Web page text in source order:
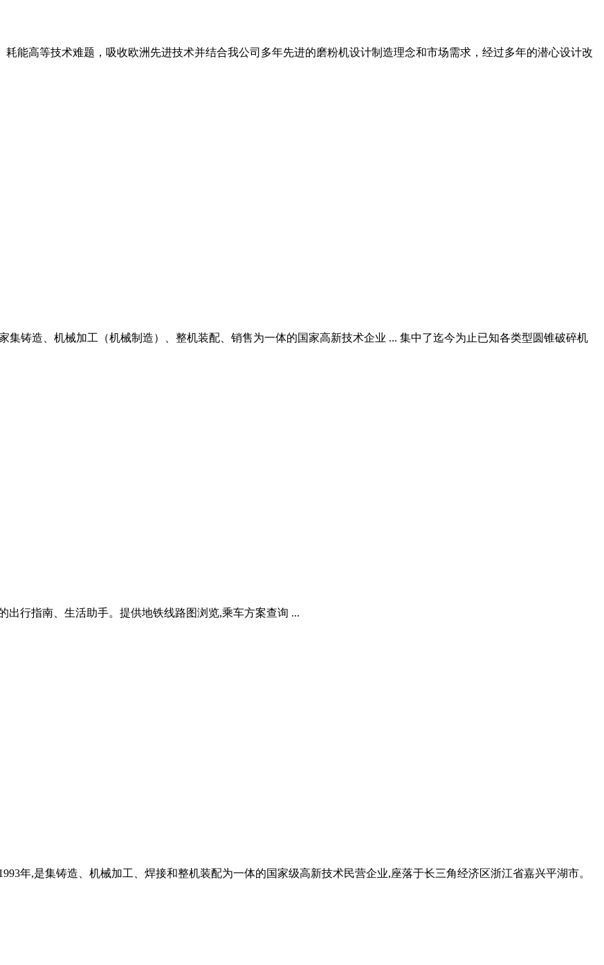
能高等技术难题，吸收欧洲先进技术并结合我公司多年先进的磨粉机设计制造理念和市场需求，经过多年的潜心设计改
集铸造、机械加工（机械制造）、整机装配、销售为一体的国家高新技术企业 ... 集中了迄今为止已知各类型圆锥破碎机
行指南、生活助手。提供地铁线路图浏览,乘车方案查询 ...
年,是集铸造、机械加工、焊接和整机装配为一体的国家级高新技术民营企业,座落于长三角经济区浙江省嘉兴平湖市。